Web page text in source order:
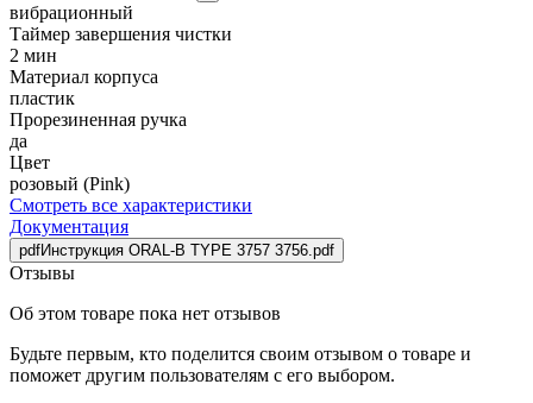
вибрационный
Таймер завершения чистки
2 мин
Материал корпуса
пластик
Прорезиненная ручка
да
Цвет
розовый (Pink)
Смотреть все характеристики
Документация
pdfИнструкция ORAL-B TYPE 3757 3756.pdf
Отзывы
Об этом товаре пока нет отзывов
Будьте первым, кто поделится своим отзывом о товаре и
поможет другим пользователям с его выбором.